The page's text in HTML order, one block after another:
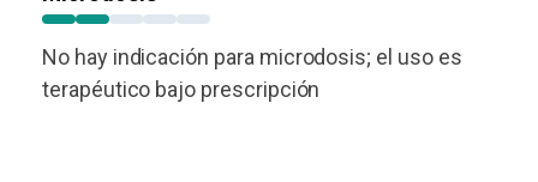
No hay indicación para microdosis; el uso es
terapéutico bajo prescripción